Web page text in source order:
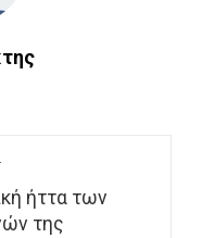
ήττα των
της